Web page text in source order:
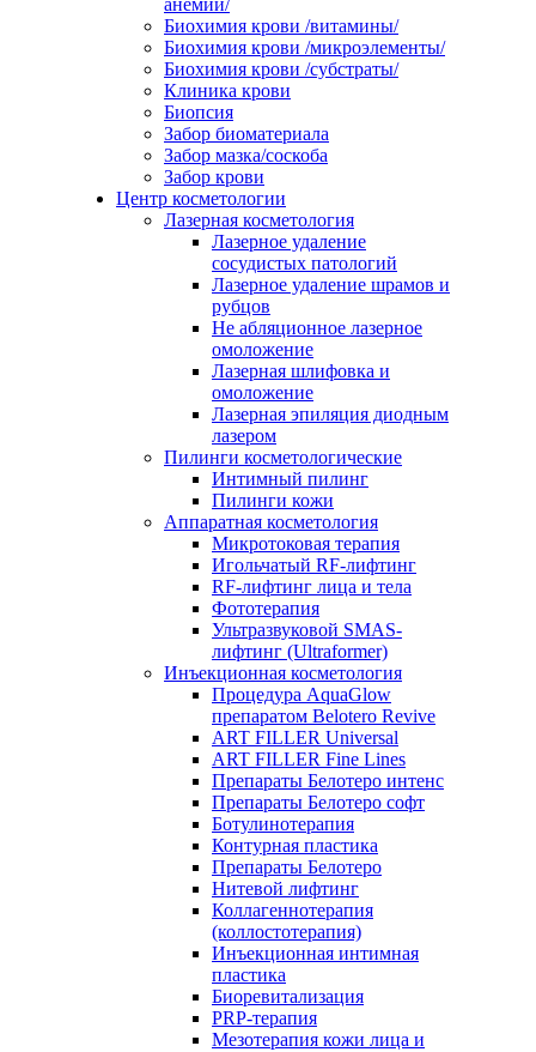
анемии/
Биохимия крови /витамины/
Биохимия крови /микроэлементы/
Биохимия крови /субстраты/
Клиника крови
Биопсия
Забор биоматериала
Забор мазка/соскоба
Забор крови
Центр косметологии
Лазерная косметология
Лазерное удаление
сосудистых патологий
Лазерное удаление шрамов и
рубцов
Не абляционное лазерное
омоложение
Лазерная шлифовка и
омоложение
Лазерная эпиляция диодным
лазером
Пилинги косметологические
Интимный пилинг
Пилинги кожи
Аппаратная косметология
Микротоковая терапия
Игольчатый RF-лифтинг
RF-лифтинг лица и тела
Фототерапия
Ультразвуковой SMAS-
лифтинг (Ultraformer)
Инъекционная косметология
Процедура AquaGlow
препаратом Belotero Revive
ART FILLER Universal
ART FILLER Fine Lines
Препараты Белотеро интенс
Препараты Белотеро софт
Ботулинотерапия
Контурная пластика
Препараты Белотеро
Нитевой лифтинг
Коллагеннотерапия
(коллостотерапия)
Инъекционная интимная
пластика
Биоревитализация
PRP-терапия
Мезотерапия кожи лица и